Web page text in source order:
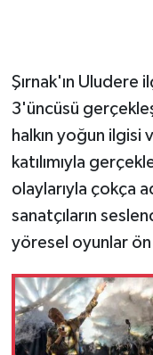
Şırnak'ın Uludere
3'üncüsü
halkın yoğun ilgisi
katılımıyla
olaylarıyla çokça
sanatçıların
yöresel oyunlar ön
GÜNDEM
Güvenlik
HABERDE
İNSAN
Jandarma